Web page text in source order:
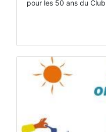
pour les 50 ans du